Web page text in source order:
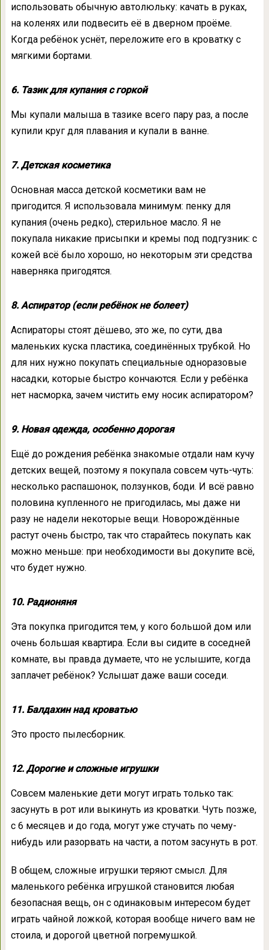
использовать обычную автолюльку: качать в руках,
на коленях или подвесить её в дверном проёме.
Когда ребёнок уснёт, переложите его в кроватку с
мягкими бортами.
6. Тазик для купания с горкой
Мы купали малыша в тазике всего пару раз, а после
купили круг для плавания и купали в ванне.
7. Детская косметика
Основная масса детской косметики вам не
пригодится. Я использовала минимум: пенку для
купания (очень редко), стерильное масло. Я не
покупала никакие присыпки и кремы под подгузник: с
кожей всё было хорошо, но некоторым эти средства
наверняка пригодятся.
8. Аспиратор (если ребёнок не болеет)
Аспираторы стоят дёшево, это же, по сути, два
маленьких куска пластика, соединённых трубкой. Но
для них нужно покупать специальные одноразовые
насадки, которые быстро кончаются. Если у ребёнка
нет насморка, зачем чистить ему носик аспиратором?
9. Новая одежда, особенно дорогая
Ещё до рождения ребёнка знакомые отдали нам кучу
детских вещей, поэтому я покупала совсем чуть-чуть:
несколько распашонок, ползунков, боди. И всё равно
половина купленного не пригодилась, мы даже ни
разу не надели некоторые вещи. Новорождённые
растут очень быстро, так что старайтесь покупать как
можно меньше: при необходимости вы докупите всё,
что будет нужно.
10. Радионяня
Эта покупка пригодится тем, у кого большой дом или
очень большая квартира. Если вы сидите в соседней
комнате, вы правда думаете, что не услышите, когда
заплачет ребёнок? Услышат даже ваши соседи.
11. Балдахин над кроватью
Это просто пылесборник.
12. Дорогие и сложные игрушки
Совсем маленькие дети могут играть только так:
засунуть в рот или выкинуть из кроватки. Чуть позже,
с 6 месяцев и до года, могут уже стучать по чему-
нибудь или разорвать на части, а потом засунуть в рот.
В общем, сложные игрушки теряют смысл. Для
маленького ребёнка игрушкой становится любая
безопасная вещь, он с одинаковым интересом будет
играть чайной ложкой, которая вообще ничего вам не
стоила, и дорогой цветной погремушкой.